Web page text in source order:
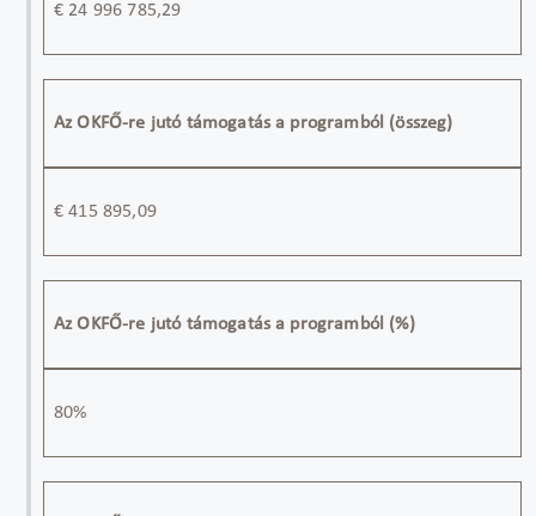
€ 24 996785,29
Az OKFŐ-re jutó támogatás a programból (összeg)
€ 415 895,09
Az OKFŐ-re jutó támogatás a programból (%)
80%